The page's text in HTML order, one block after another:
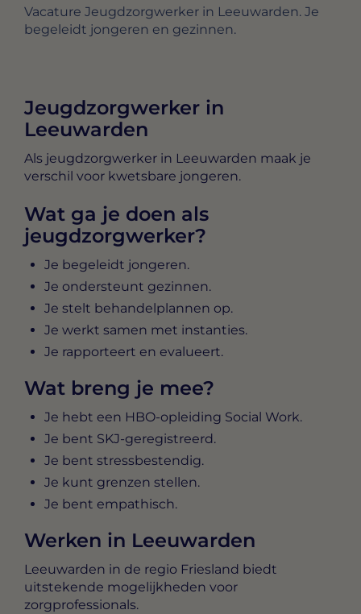
Vacature Jeugdzorgwerker in Leeuwarden. Je
begeleidt jongeren en gezinnen.
Jeugdzorgwerker in
Leeuwarden
Als jeugdzorgwerker in Leeuwarden maak je
verschil voor kwetsbare jongeren.
Wat ga je doen als
jeugdzorgwerker?
Je begeleidt jongeren.
Je ondersteunt gezinnen.
Je stelt behandelplannen op.
Je werkt samen met instanties.
Je rapporteert en evalueert.
Wat breng je mee?
Je hebt een HBO-opleiding Social Work.
Je bent SKJ-geregistreerd.
Je bent stressbestendig.
Je kunt grenzen stellen.
Je bent empathisch.
Werken in Leeuwarden
Leeuwarden in de regio Friesland biedt
uitstekende mogelijkheden voor
zorgprofessionals.